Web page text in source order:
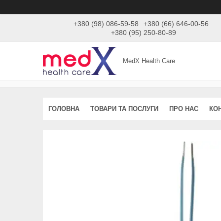
+380 (98) 086-59-58
+380 (66) 646-00-56
+380 (95) 250-80-89
MedX Health Care
ГОЛОВНА ТОВАРИ ТА ПОСЛУГИ ПРО НАС